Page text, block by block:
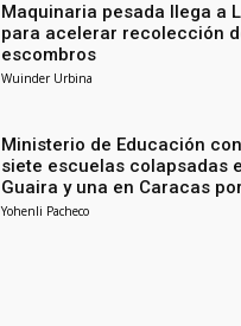
Maquinaria pesada llega a
para acelerar recolección
escombros
Wuinder Urbina
Ministerio de Educación
siete escuelas colapsadas
Guaira y una en Caracas
Yohenli Pacheco